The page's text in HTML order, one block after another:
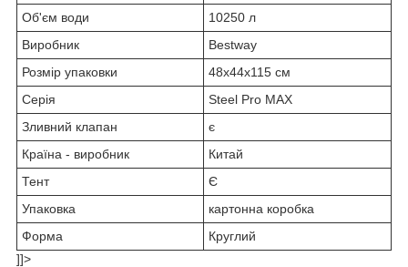
Об'єм води
10250 л
Виробник
Bestway
Розмір упаковки
48x44x115 см
Серія
Steel Pro MAX
Зливний клапан
є
Країна - виробник
Китай
Тент
Є
Упаковка
картонна коробка
Форма
Круглий
]]>